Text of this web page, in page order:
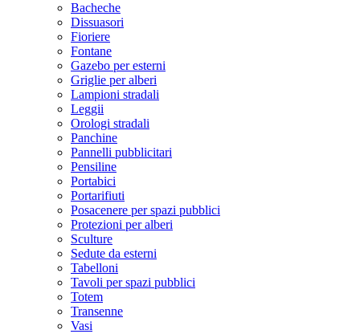
Bacheche
Dissuasori
Fioriere
Fontane
Gazebo per esterni
Griglie per alberi
Lampioni stradali
Leggii
Orologi stradali
Panchine
Pannelli pubblicitari
Pensiline
Portabici
Portarifiuti
Posacenere per spazi pubblici
Protezioni per alberi
Sculture
Sedute da esterni
Tabelloni
Tavoli per spazi pubblici
Totem
Transenne
Vasi